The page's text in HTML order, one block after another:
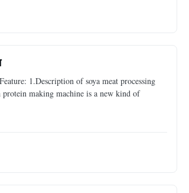
1.Description of soya meat processing
protein making machine is a new kind of